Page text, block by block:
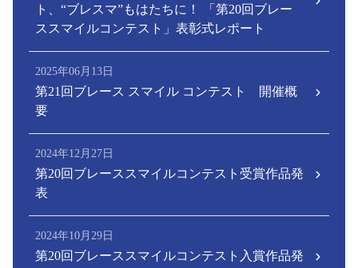
ト、“ブレスマ”もはたちに！ 「第20回ブレー
ススマイルコンテスト」表彰式レポート
2025年06月13日
第21回ブレース スマイル コンテスト 開催概
要
2024年12月27日
第20回ブレーススマイルコンテスト受賞作品発
表
2024年10月29日
第20回ブレーススマイルコンテスト入賞作品発